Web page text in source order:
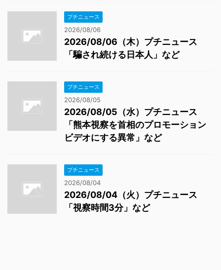
プチニュース
2026/08/06
2026/08/06（木）プチニュース
「騙され続ける日本人」など
プチニュース
2026/08/05
2026/08/05（水）プチニュース
「熊本視察を首相のプロモーション
ビデオにする異常」など
プチニュース
2026/08/04
2026/08/04（火）プチニュース
「視察時間3分」など